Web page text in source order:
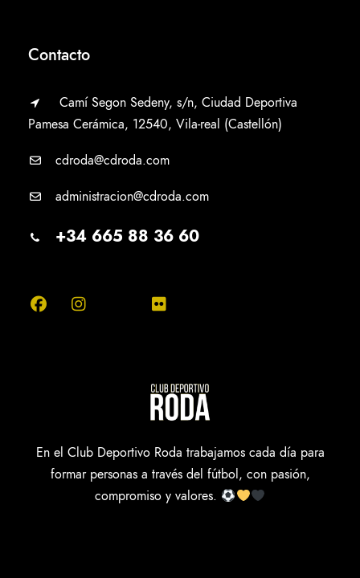
Contacto
Camí Segon Sedeny, s/n, Ciudad Deportiva
Pamesa Cerámica, 12540, Vila-real (Castellón)
cdroda@cdroda.com
administracion@cdroda.com
+34 665 88 36 60
En el Club Deportivo Roda trabajamos cada día para
formar personas a través del fútbol, con pasión,
compromiso y valores.